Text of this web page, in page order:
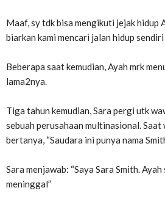
Maaf, sy tdk bisa mengikuti jejak hidup
biarkan kami mencari jalan hidup
Beberapa saat kemudian, Ayah mrk
lama2nya.
Tiga tahun kemudian, Sara pergi utk
sebuah perusahaan multinasional.
bertanya, “Saudara ini punya nama
Sara menjawab: “Saya Sara Smith.
meninggal”